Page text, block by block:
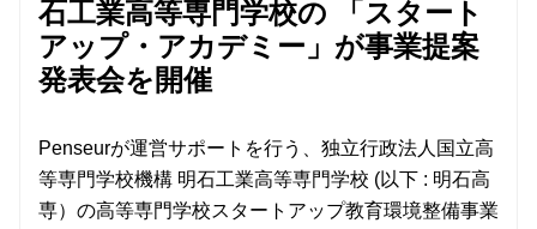
石工業高等専門学校の 「スタート
アップ・アカデミー」が事業提案
発表会を開催
Penseurが運営サポートを行う、独立行政法人国立高
等専門学校機構 明石工業高等専門学校 (以下 : 明石高
専）の高等専門学校スタートアップ教育環境整備事業